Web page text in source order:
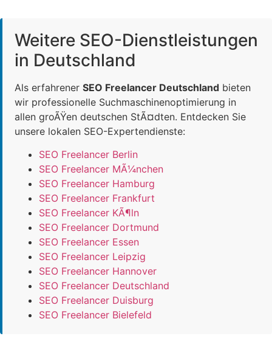
Weitere SEO-Dienstleistungen
in Deutschland
Als erfahrener SEO Freelancer Deutschland bieten
wir professionelle Suchmaschinenoptimierung in
allen groÃŸen deutschen StÃ¤dten. Entdecken Sie
unsere lokalen SEO-Expertendienste:
SEO Freelancer Berlin
SEO Freelancer MÃ¼nchen
SEO Freelancer Hamburg
SEO Freelancer Frankfurt
SEO Freelancer KÃ¶ln
SEO Freelancer Dortmund
SEO Freelancer Essen
SEO Freelancer Leipzig
SEO Freelancer Hannover
SEO Freelancer Deutschland
SEO Freelancer Duisburg
SEO Freelancer Bielefeld